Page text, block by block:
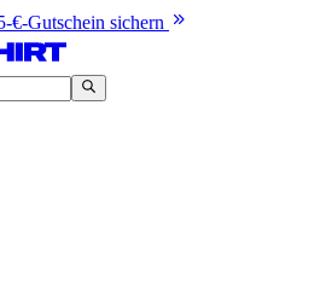
€-Gutschein sichern